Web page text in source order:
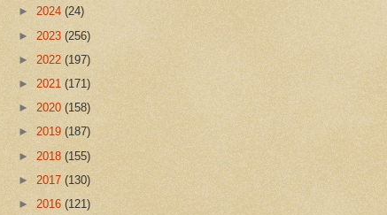
► 2024 (24)
► 2023 (256)
► 2022 (197)
► 2021 (171)
► 2020 (158)
► 2019 (187)
► 2018 (155)
► 2017 (130)
► 2016 (121)